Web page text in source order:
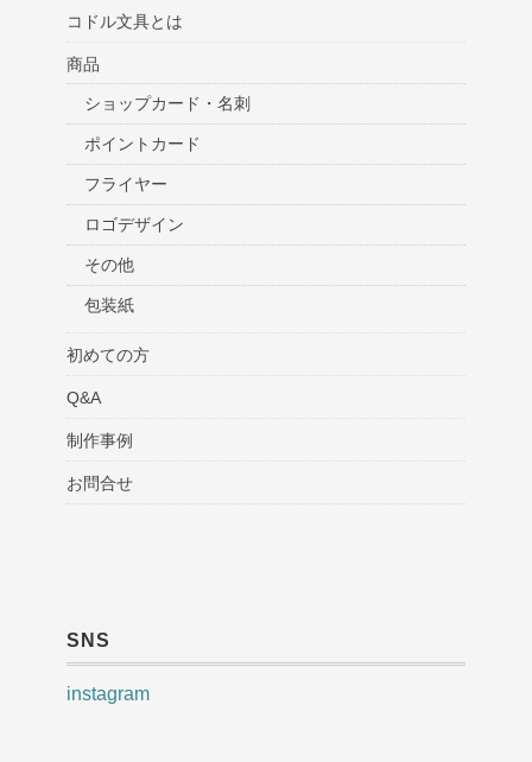
コドル文具とは
商品
ショップカード・名刺
ポイントカード
フライヤー
ロゴデザイン
その他
包装紙
初めての方
Q&A
制作事例
お問合せ
SNS
instagram